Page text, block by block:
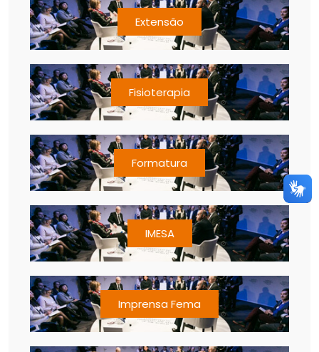
Extensão
Fisioterapia
Formatura
IMESA
Imprensa Fema